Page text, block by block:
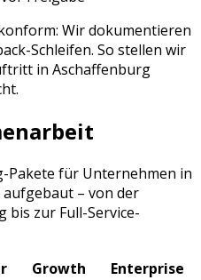
Wir dokumentieren
Schleifen. So stellen wir
in Aschaffenburg
-Pakete für Unternehmen in
– von der
zur Full-Service-
Growth
Enterprise